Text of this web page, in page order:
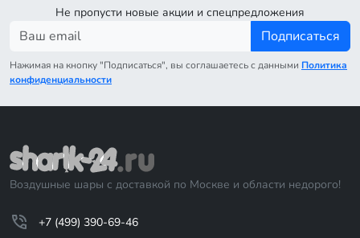
Не пропусти новые акции и спецпредложения
Подписаться
Нажимая на кнопку "Подписаться", вы соглашаетесь с данными Политика
конфиденциальности
Воздушные шары с доставкой по Москве и области недорого!
+7 (499) 390-69-46